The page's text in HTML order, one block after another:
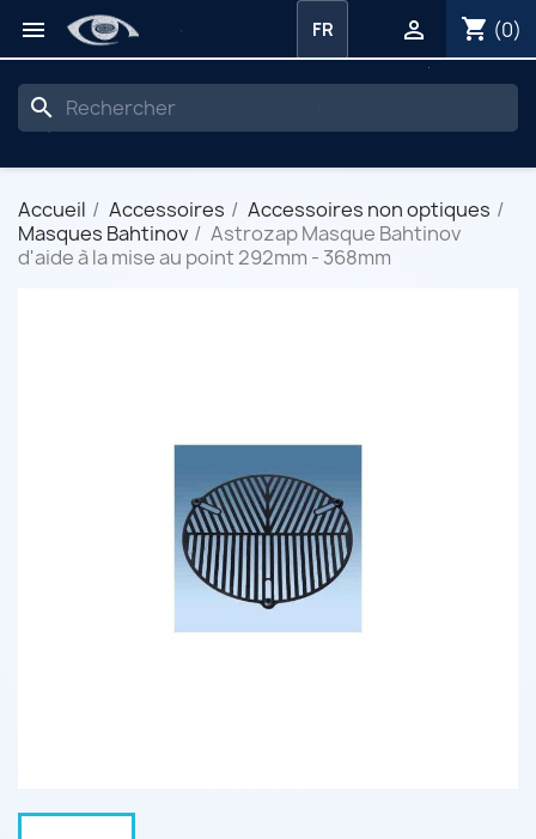
 shopping_cart (0)

FR
search
Accueil Accessoires
Accessoires non optiques
Masques Bahtinov
Astrozap Masque Bahtinov
d'aide à la mise au point 292mm - 368mm